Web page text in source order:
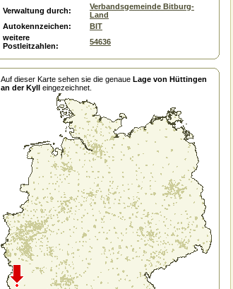
Verwaltung durch:
Verbandsgemeinde Bitburg-
Land
Autokennzeichen:
BIT
weitere
Postleitzahlen:
54636
Auf dieser Karte sehen sie die genaue Lage von Hüttingen
an der Kyll eingezeichnet.